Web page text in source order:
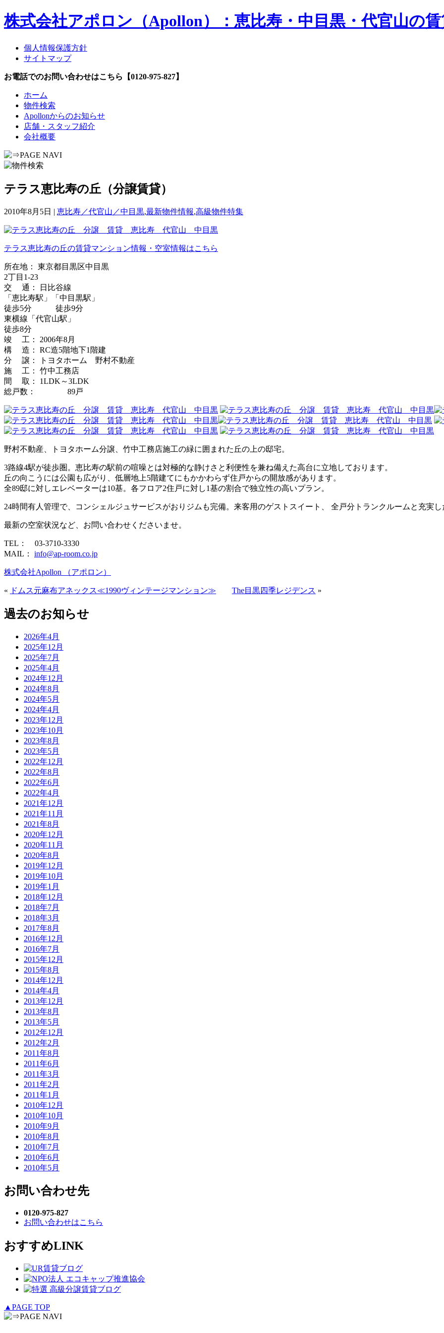
株式会社アポロン（Apollon）：恵比寿・中目黒・代官山の
個人情報保護方針
サイトマップ
お電話でのお問い合わせはこちら【0120-975-827】
ホーム
物件検索
Apollonからのお知らせ
店舗・スタッフ紹介
会社概要
テラス恵比寿の丘（分譲賃貸）
2010年8月5日 | 恵比寿／代官山／中目黒,最新物件情報,高級物件特集
テラス恵比寿の丘の賃貸マンション情報・空室情報はこちら
所在地： 東京都目黒区中目黒
2丁目1-23
交 通： 日比谷線
「恵比寿駅」「中目黒駅」
徒歩5分 徒歩9分
東横線「代官山駅」
徒歩8分
竣 工： 2006年8月
構 造： RC造5階地下1階建
分 譲： トヨタホーム 野村不動産
施 工： 竹中工務店
間 取： 1LDK～3LDK
総戸数： 89戸
野村不動産、トヨタホーム分譲、竹中工務店施工の緑に囲まれた丘の上の邸宅。
3路線4駅が徒歩圏。恵比寿の駅前の喧噪とは対極的な静けさと利便性を兼ね備えた高台に立地しております。
丘の向こうには公園も広がり、低層地上5階建てにもかかわらず住戸からの開放感があります。
全89邸に対しエレベーターは10基。各フロア2住戸に対し1基の割合で独立性の高いプラン。
24時間有人管理で、コンシェルジュサービスがおりジムも完備。来客用のゲストスイート、 全戸分トランクルームと充実し
最新の空室状況など、お問い合わせくださいませ。
TEL： 03-3710-3330
MAIL： info@ap-room.co.jp
株式会社Apollon （アポロン）
« ドムス元麻布アネックス≪1990ヴィンテージマンション≫ The目黒四季レジデンス »
過去のお知らせ
2026年4月
2025年12月
2025年7月
2025年4月
2024年12月
2024年8月
2024年5月
2024年4月
2023年12月
2023年10月
2023年8月
2023年5月
2022年12月
2022年8月
2022年6月
2022年4月
2021年12月
2021年11月
2021年8月
2020年12月
2020年11月
2020年8月
2019年12月
2019年10月
2019年1月
2018年12月
2018年7月
2018年3月
2017年8月
2016年12月
2016年7月
2015年12月
2015年8月
2014年12月
2014年4月
2013年12月
2013年8月
2013年5月
2012年12月
2012年2月
2011年8月
2011年6月
2011年3月
2011年2月
2011年1月
2010年12月
2010年10月
2010年9月
2010年8月
2010年7月
2010年6月
2010年5月
お問い合わせ先
0120-975-827
お問い合わせはこちら
おすすめLINK
▲PAGE TOP